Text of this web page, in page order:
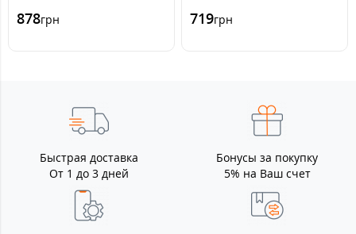
878грн 719грн
Быстрая доставка
От 1 до 3 дней
Бонусы за покупку
5% на Ваш счет